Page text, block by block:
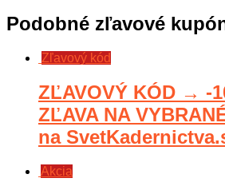
Podobné zľavové
Zľavový kód
ZĽAVOVÝ KÓD → -
ZĽAVA NA
na
Akcia